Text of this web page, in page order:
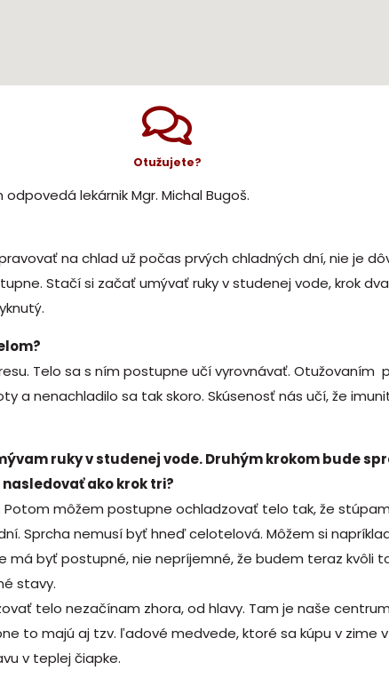
Otužujete?
lekárnik Mgr. Michal Bugoš.
na chlad už počas prvých chladných dní, nie je
Stačí si začať umývať ruky v studenej vode, krok
Telo sa s ním postupne učí vyrovnávať. Otužovaním
a nenachladilo sa tak skoro. Skúsenosť nás učí, že
ruky v studenej vode. Druhým krokom bude
ako krok tri?
môžem postupne ochladzovať telo tak, že
Sprcha nemusí byť hneď celotelová. Môžem si
má byť postupné, nie nepríjemné, že budem teraz kvôli
stavy.
telo nezačínam zhora, od hlavy. Tam je naše
to majú aj tzv. ľadové medvede, ktoré sa kúpu v zime
v teplej čiapke.